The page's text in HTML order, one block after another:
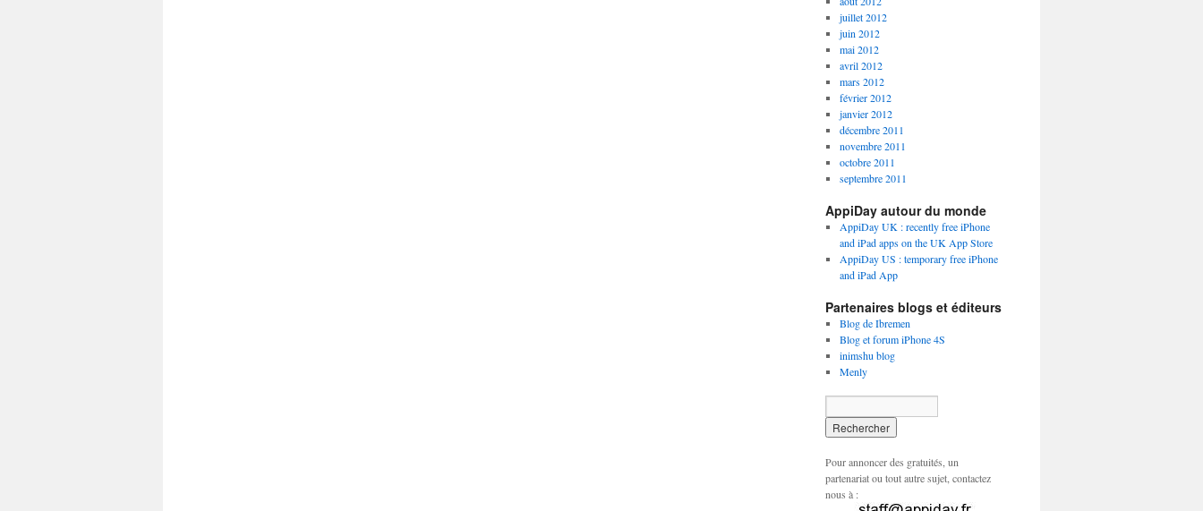
juillet 2012
juin 2012
mai 2012
avril 2012
mars 2012
février 2012
janvier 2012
décembre 2011
novembre 2011
octobre 2011
septembre 2011
AppiDay autour du monde
AppiDay UK : recently free iPhone
and iPad apps on the UK App Store
AppiDay US : temporary free iPhone
and iPad App
Partenaires blogs et éditeurs
Blog de Ibremen
Blog et forum iPhone 4S
inimshu blog
Menly
Pour annoncer des gratuités, un
partenariat ou tout autre sujet, contactez
nous à :